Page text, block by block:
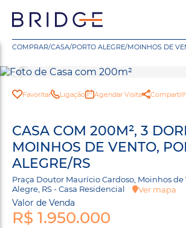
COMPRAR/CASA/PORTO ALEGRE/MOINHOS DE
Favoritar Ligação Agendar Visita
CASA COM 200M², 3
MOINHOS DE VENTO,
ALEGRE/RS
Praça Doutor Maurício Cardoso, Moinhos de
Alegre, RS - Casa Residencial
Ver mapa
Valor de Venda
R$ 1.950.000